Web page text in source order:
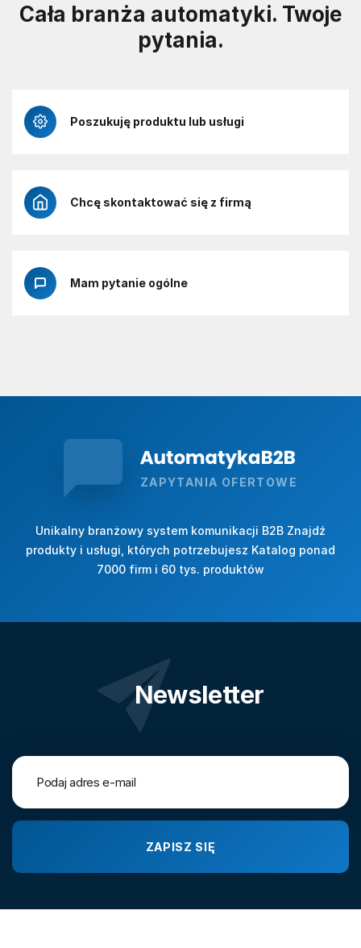
Cała branża automatyki. Twoje
pytania.
Poszukuję produktu lub usługi
Chcę skontaktować się z firmą
Mam pytanie ogólne
ZAPYTANIA OFERTOWE
Unikalny branżowy system komunikacji B2B Znajdź
produkty i usługi, których potrzebujesz Katalog ponad
7000 firm i 60 tys. produktów
Newsletter